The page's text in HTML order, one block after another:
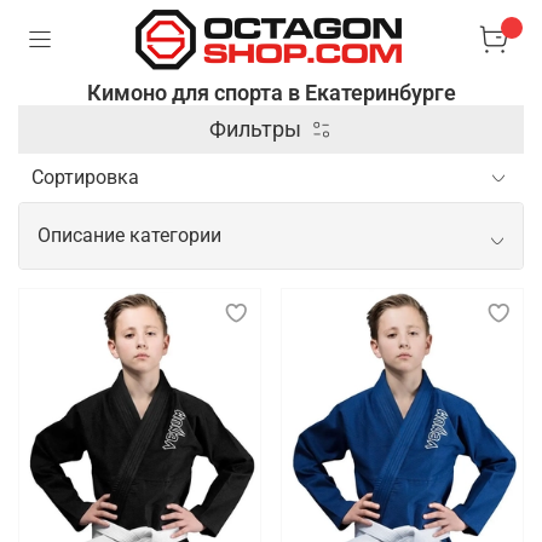
Кимоно для спорта в Екатеринбурге
Фильтры
Описание категории
Спортивное кимоно для тренировок и
показательных выступлений
Спортивное кимоно — это специальная одежда,
используемая в боевых искусствах и
единоборствах, таких как дзюдо, карате, айкидо и
бразильское джиу-джитсу. Оно изготавливается из
плотной и прочной ткани, которая выдерживает
интенсивные нагрузки и частые захваты,